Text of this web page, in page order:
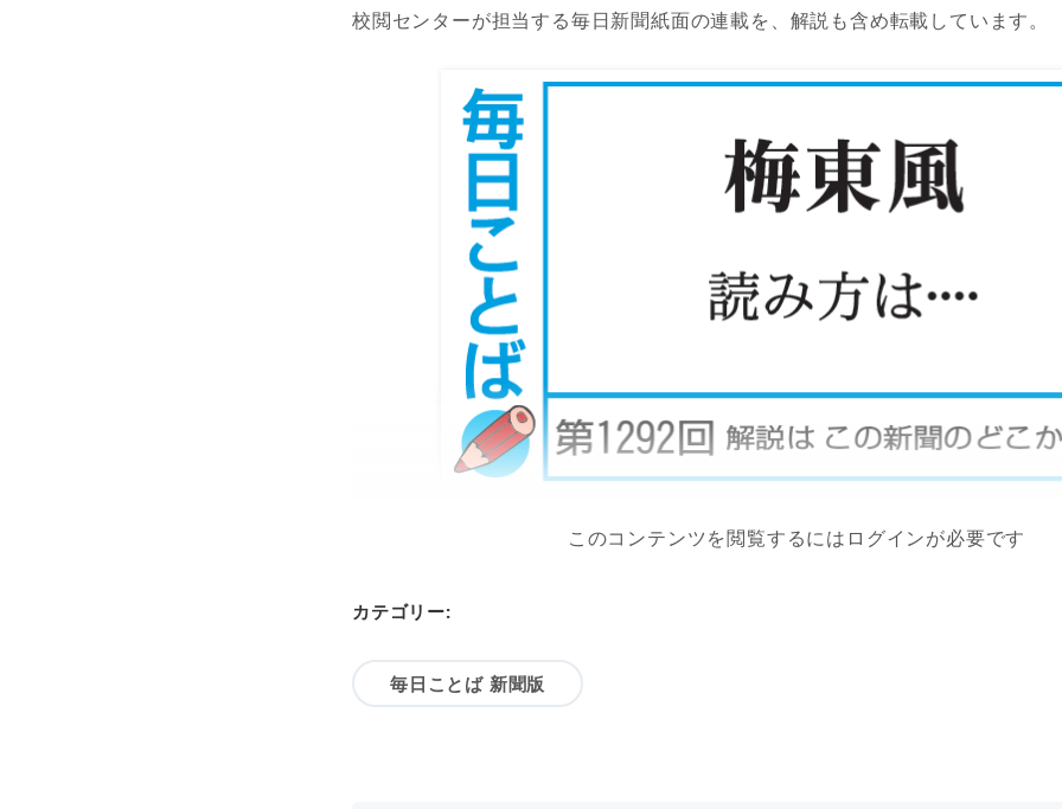
校閲センターが担当する毎日新聞紙面の連載を、解説も含め転載しています。
このコンテンツを閲覧するにはログインが必要です
カテゴリー:
毎日ことば 新聞版